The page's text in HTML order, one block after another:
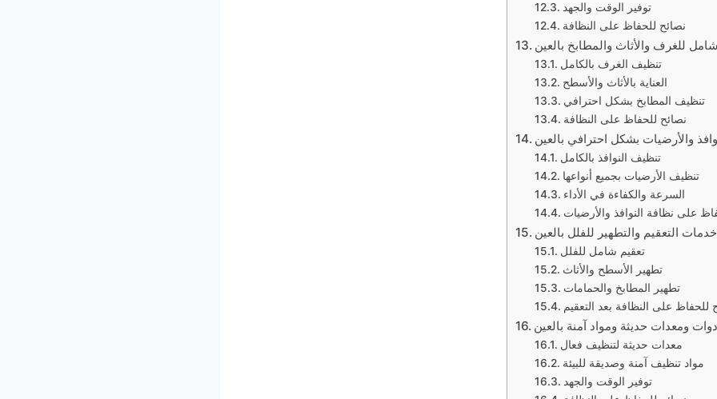
توفير الوقت والجهد
نصائح للحفاظ على النظافة
للغرف والأثاث والمطابخ بالعين
تنظيف الغرف بالكامل
العناية بالأثاث والأسطح
تنظيف المطابخ بشكل احترافي
نصائح للحفاظ على النظافة
والأرضيات بشكل احترافي بالعين
تنظيف النوافذ بالكامل
تنظيف الأرضيات بجميع أنواعها
السرعة والكفاءة في الأداء
على نظافة النوافذ والأرضيات
خدمات التعقيم والتطهير للفلل بالعين
تعقيم شامل للفلل
تطهير الأسطح والأثاث
تطهير المطابخ والحمامات
للحفاظ على النظافة بعد التعقيم
ومعدات حديثة ومواد آمنة بالعين
معدات حديثة لتنظيف فعال
مواد تنظيف آمنة وصديقة للبيئة
توفير الوقت والجهد